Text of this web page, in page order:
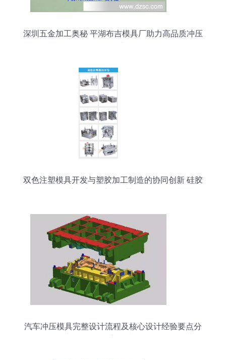
深圳五金加工奥秘 平湖布吉模具厂助力高品质冲压
双色注塑模具开发与塑胶加工制造的协同创新 硅胶
汽车冲压模具完整设计流程及核心设计经验要点分